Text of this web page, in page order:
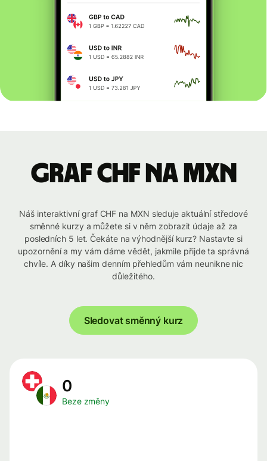
graf CHF na MXN
Náš interaktivní graf CHF na MXN sleduje aktuální středové
směnné kurzy a můžete si v něm zobrazit údaje až za
posledních 5 let. Čekáte na výhodnější kurz? Nastavte si
upozornění a my vám dáme vědět, jakmile přijde ta správná
chvíle. A díky našim denním přehledům vám neunikne nic
důležitého.
Sledovat směnný kurz
0
Beze změny